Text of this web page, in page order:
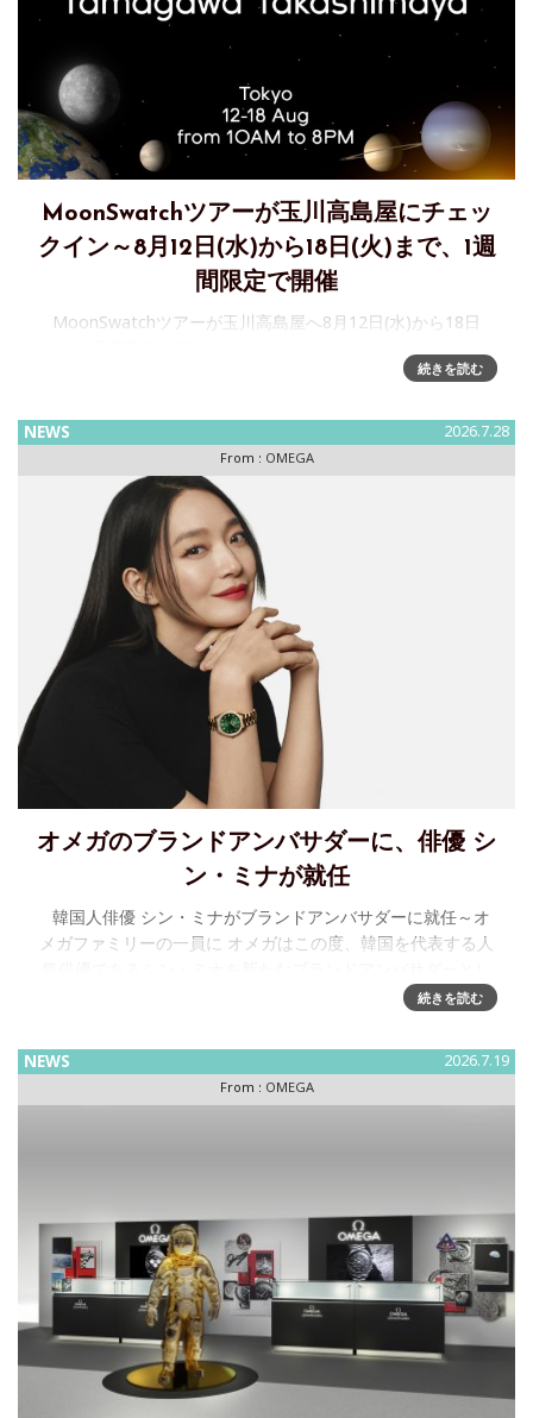
MoonSwatchツアーが玉川高島屋にチェッ
クイン～8月12日(水)から18日(火)まで、1週
間限定で開催
MoonSwatchツアーが玉川高島屋へ8月12日(水)から18日
ションで誕生した「Bioceramic MoonSwatch」コレクション
続きを読む
NEWS 2026.7.28
From : OMEGA
オメガのブランドアンバサダーに、俳優 シ
ン・ミナが就任
韓国人俳優 シン・ミナがブランドアンバサダーに就任～オ
メガファミリーの一員に オメガはこの度、韓国を代表する人
て迎えたことを発表します。優雅さ、 続きを読む
NEWS 2026.7.19
From : OMEGA